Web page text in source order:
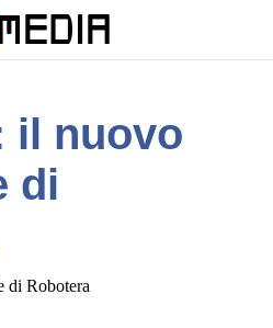
il nuovo
di